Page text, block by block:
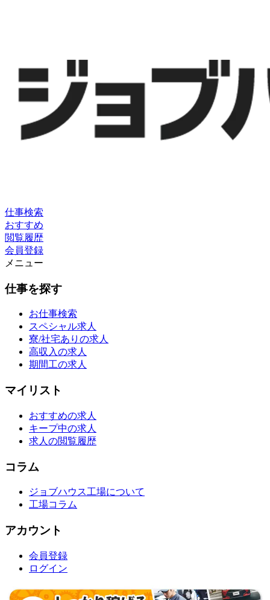
仕事検索
おすすめ
閲覧履歴
会員登録
メニュー
仕事を探す
お仕事検索
スペシャル求人
寮/社宅ありの求人
高収入の求人
期間工の求人
マイリスト
おすすめの求人
キープ中の求人
求人の閲覧履歴
コラム
ジョブハウス工場について
工場コラム
アカウント
会員登録
ログイン